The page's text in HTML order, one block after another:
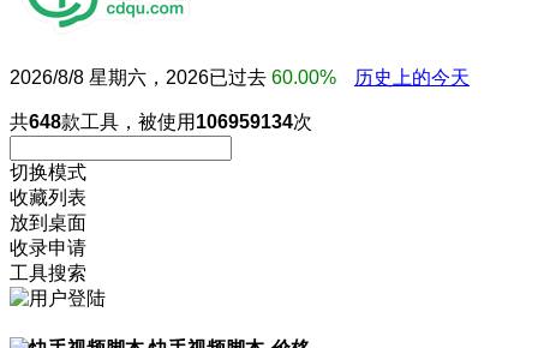
2026/8/8 星期六，2026已过去 60.00% 历史上的今天
共648款工具，被使用 106959134次
切换模式
收藏列表
放到桌面
收录申请
工具搜索